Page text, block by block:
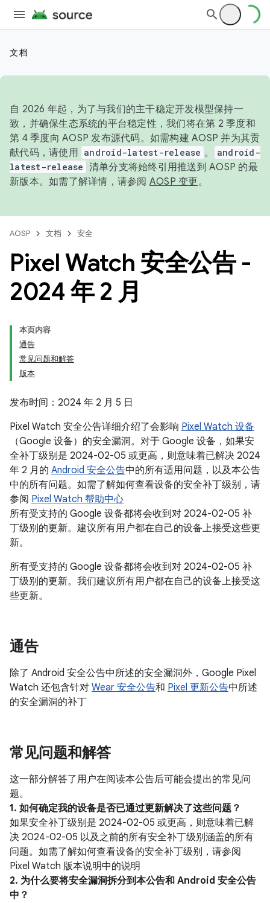
文档
自 2026 年起，为了与我们的主干稳定开发模型保持一
致，并确保生态系统的平台稳定性，我们将在第 2 季度和
第 4 季度向 AOSP 发布源代码。如需构建 AOSP 并为其贡
献代码，请使用 android-latest-release 。
android-
latest-release 清单分支将始终引用推送到 AOSP 的最
新版本。如需了解详情，请参阅 AOSP 变更。
AOSP 文档 安全
Pixel Watch 安全公告 -
2024 年 2 月
本页内容
通告
常见问题和解答
版本
发布时间：2024 年 2 月 5 日
Pixel Watch 安全公告详细介绍了会影响 Pixel Watch 设备
（Google 设备）的安全漏洞。对于 Google 设备，如果安
全补丁级别是 2024-02-05 或更高，则意味着已解决 2024
年 2 月的 Android 安全公告中的所有适用问题，以及本公告
中的所有问题。如需了解如何查看设备的安全补丁级别，请
参阅 Pixel Watch 帮助中心
所有受支持的 Google 设备都将会收到对 2024-02-05 补
丁级别的更新。建议所有用户都在自己的设备上接受这些更
新。
所有受支持的 Google 设备都将会收到对 2024-02-05 补
丁级别的更新。我们建议所有用户都在自己的设备上接受这
些更新。
通告
除了 Android 安全公告中所述的安全漏洞外，Google Pixel
Watch 还包含针对 Wear 安全公告和 Pixel 更新公告中所述
的安全漏洞的补丁
常见问题和解答
这一部分解答了用户在阅读本公告后可能会提出的常见问
题。
1. 如何确定我的设备是否已通过更新解决了这些问题？
如果安全补丁级别是 2024-02-05 或更高，则意味着已解
决 2024-02-05 以及之前的所有安全补丁级别涵盖的所有
问题。如需了解如何查看设备的安全补丁级别，请参阅
Pixel Watch 版本说明中的说明
2. 为什么要将安全漏洞拆分到本公告和 Android 安全公告
中？